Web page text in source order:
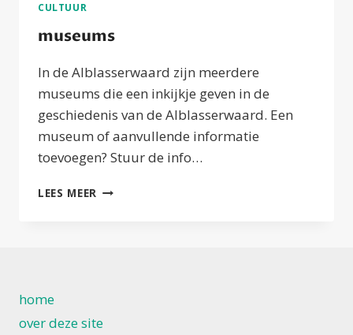
CULTUUR
museums
In de Alblasserwaard zijn meerdere
museums die een inkijkje geven in de
geschiedenis van de Alblasserwaard. Een
museum of aanvullende informatie
toevoegen? Stuur de info…
LEES MEER MUSEUMS
home
over deze site